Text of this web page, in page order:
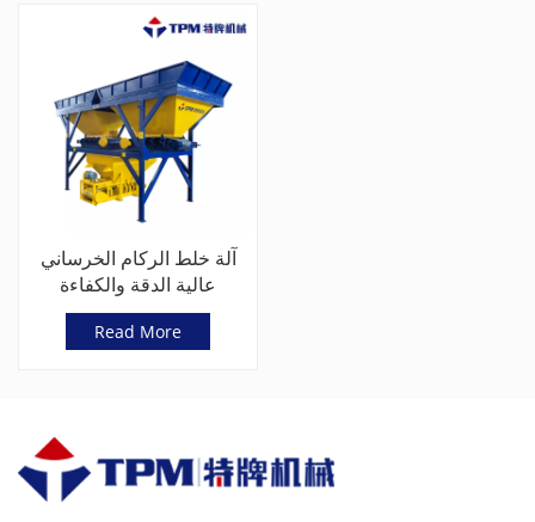
آلة خلط الركام الخرساني
عالية الدقة والكفاءة
TPL800
Read More